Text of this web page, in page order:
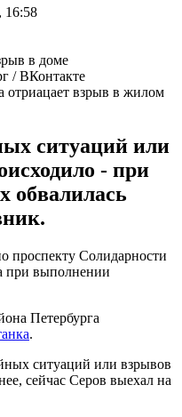
16:58
/ ВКонтакте
отриацает взрыв в жилом
ситуаций или
- при
обвалилась
проспекту Солидарности
при выполнении
Петербурга
.
ситуаций или взрывов
сейчас Серов выехал на